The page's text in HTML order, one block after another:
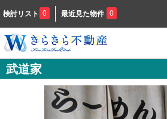
検討リスト 0 最近見た物件 0
武道家